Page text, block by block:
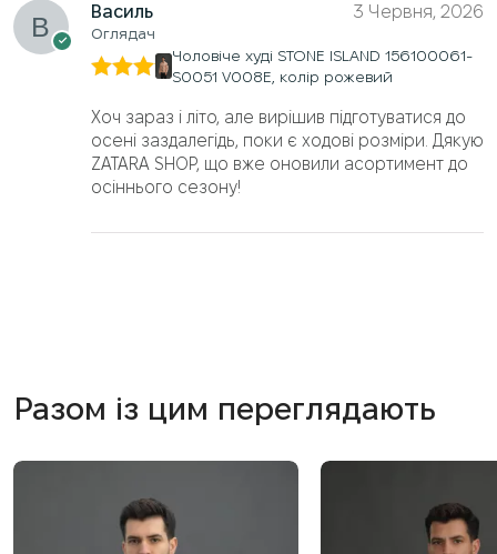
Василь
Оглядач
3 Червня, 2026
в5з 5
Чоловіче худі STONE ISLAND 156100061-
S0051 V008E, колір рожевий
Хоч зараз і літо, але вирішив підготуватися до
осені заздалегідь, поки є ходові розміри. Дякую
ZATARA SHOP, що вже оновили асортимент до
осіннього сезону!
Разом із цим переглядають